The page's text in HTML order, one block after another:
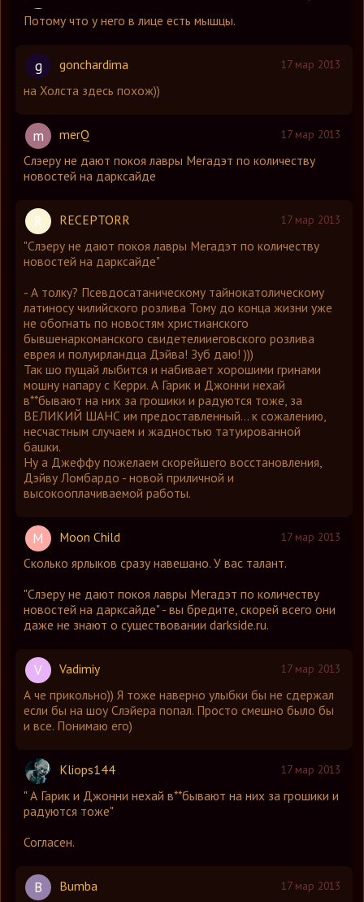
Потому что у него в лице есть мышцы.
17 мар 2013
g
gonchardima
на Холста здесь похож))
17 мар 2013
m
merQ
Слэеру не дают покоя лавры Мегадэт по количеству
новостей на дарксайде
17 мар 2013
R
RECEPTORR
"Слэеру не дают покоя лавры Мегадэт по количеству
новостей на дарксайде"
- А толку? Псевдосатаническому тайнокатолическому
латиносу чилийского розлива Тому до конца жизни уже
не обогнать по новостям христианского
бывшенаркоманского свидетелииеговского розлива
еврея и полуирландца Дэйва! Зуб даю! )))
Так шо пущай лыбится и набивает хорошими гринами
мошну напару с Керри. А Гарик и Джонни нехай
в**бывают на них за грошики и радуются тоже, за
ВЕЛИКИЙ ШАНС им предоставленный... к сожалению,
несчастным случаем и жадностью татуированной
башки.
Ну а Джеффу пожелаем скорейшего восстановления,
Дэйву Ломбардо - новой приличной и
высокооплачиваемой работы.
17 мар 2013
M
Moon Child
Сколько ярлыков сразу навешано. У вас талант.
"Слэеру не дают покоя лавры Мегадэт по количеству
новостей на дарксайде" - вы бредите, скорей всего они
даже не знают о существовании darkside.ru.
17 мар 2013
V
Vadimiy
А че прикольно)) Я тоже наверно улыбки бы не сдержал
если бы на шоу Слэйера попал. Просто смешно было бы
и все. Понимаю его)
17 мар 2013
Kliops144
" А Гарик и Джонни нехай в**бывают на них за грошики и
радуются тоже"
Согласен.
17 мар 2013
B
Bumba